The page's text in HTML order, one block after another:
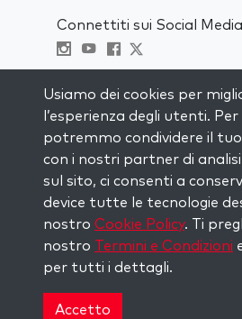
Connettiti sui Social
RIMANI AGGIORNATO
Iscriviti alla nostra mailing
ispirazione ogni
casella di posta.
Iscriviti
reserved.
Usiamo dei cookies per
l’esperienza degli utenti.
potremmo condividere il
con i nostri partner di
sul sito, ci consenti a
device tutte le tecnologie
nostro Cookie Policy. Ti
nostro Termini e Condizioni
per tutti i dettagli.
Accetto